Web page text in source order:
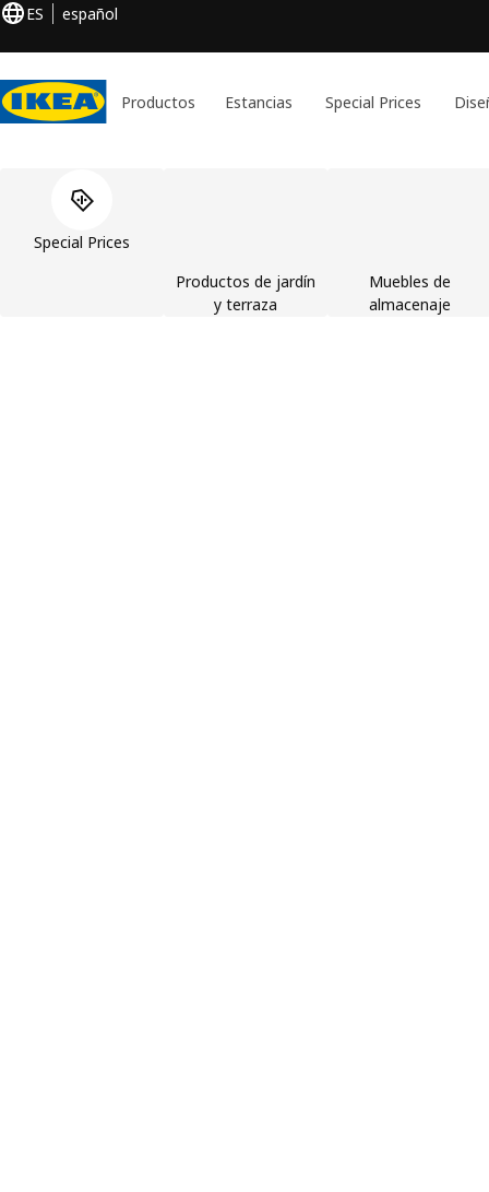
ES español
Productos Estancias Special Prices
Special Prices
Productos de jardín
y terraza
Muebles de
almacenaje